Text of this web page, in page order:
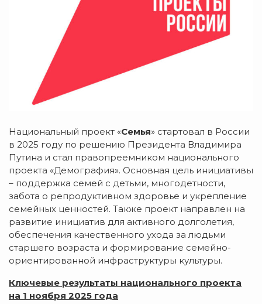
Национальный проект «Семья» стартовал в России
в 2025 году по решению Президента Владимира
Путина и стал правопреемником национального
проекта «Демография». Основная цель инициативы
– поддержка семей с детьми, многодетности,
забота о репродуктивном здоровье и укрепление
семейных ценностей. Также проект направлен на
развитие инициатив для активного долголетия,
обеспечения качественного ухода за людьми
старшего возраста и формирование семейно-
ориентированной инфраструктуры культуры.
Ключевые результаты национального проекта
на 1 ноября 2025 года